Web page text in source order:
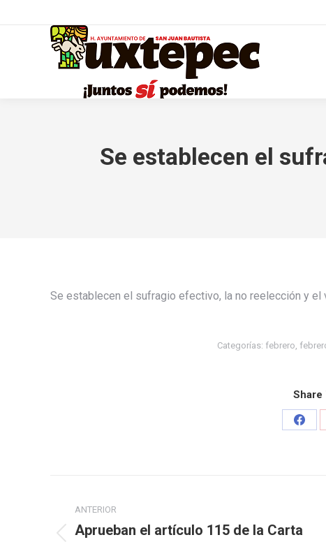
Se establecen el
Se establecen el sufragio efectivo, la no reelección y el
Categorías: febrero,
Share
ANTERIOR
Aprueban el artículo 115 de la Carta